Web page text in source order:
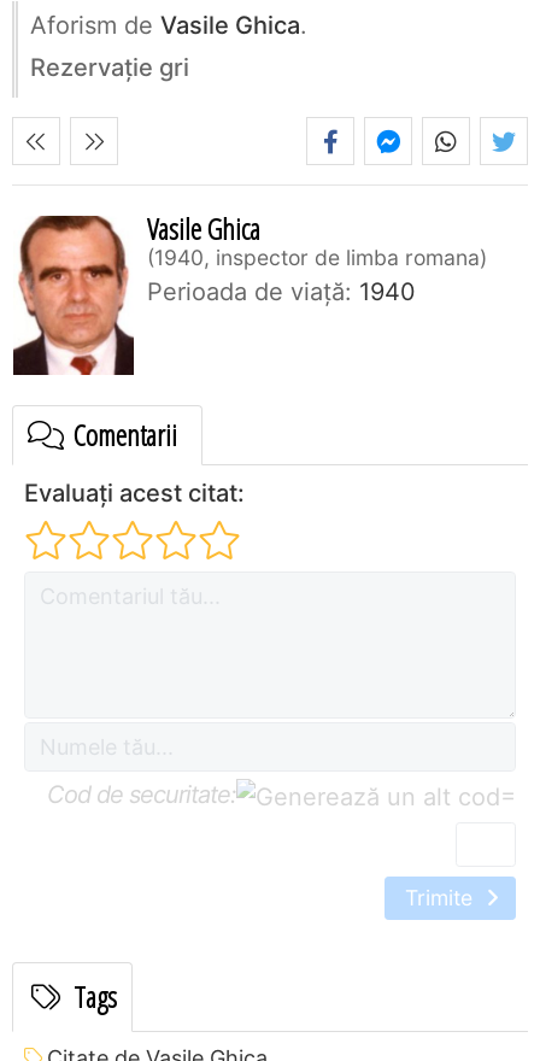
Aforism de Vasile Ghica.
Rezervaţie gri
Vasile Ghica
1940, inspector de limba romana
Perioada de viaţă: 1940
Comentarii
Evaluați acest citat:
Cod de securitate: =
Trimite
Tags